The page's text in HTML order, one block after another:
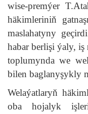
wise-premýer
häkimleriniň
maslahatyny
habar berlişi ýaly,
toplumynda we
bilen baglanyşykly
Welaýatlaryň
oba hojalyk